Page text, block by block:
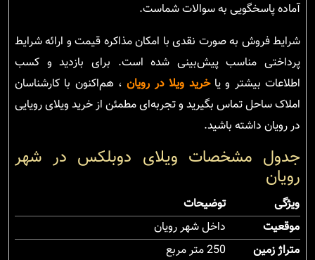
آماده پاسخگویی به سوالات شماست.
شرایط فروش به صورت نقدی با امکان مذاکره قیمت و ارائه شرایط
پرداختی مناسب پیش‌بینی شده است. برای بازدید و کسب
اطلاعات بیشتر و یاخرید ویلا در رویان، هم‌اکنون با کارشناسان
املاک ساحل تماس بگیرید و تجربه‌ای مطمئن از خرید ویلای رویایی
در رویان داشته باشید.
جدول مشخصات ویلای دوبلکس در شهر
رویان
ویژگی
توضیحات
موقعیت
داخل شهر رویان
متراژ زمین
250 متر مربع